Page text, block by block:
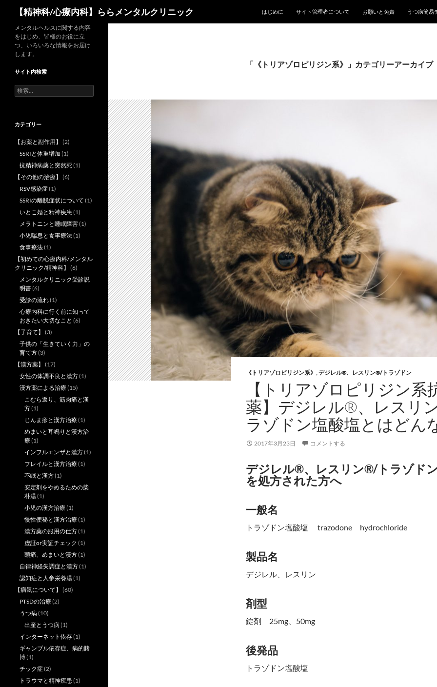
【精神科/心療内科】ららメンタルクリニック はじめに サイト管理者について お願いと免責 うつ病簡易
「《トリアゾロピリジン系》」カテゴリーアーカイブ
《トリアゾロピリジン系》 ,デジレル®、レスリン®/トラゾドン
【トリアゾロピリジン系
薬】デジレル®、レスリ
ラゾドン塩酸塩とはどん
2017年3月23日 コメントする
デジレル®、レスリン®/トラゾド
を処方された方へ
一般名
トラゾドン塩酸塩 trazodone hydrochloride
製品名
デジレル、レスリン
剤型
錠剤 25mg、50mg
後発品
トラゾドン塩酸塩
メンタルヘルスに関する内容
をはじめ、皆様のお役に立
つ、いろいろな情報をお届け
します。
サイト内検索
検
索:
カテゴリー
【お薬と副作用】
(2)
SSRIと体重増加 (1)
抗精神病薬と突然死(1)
【その他の治療】
(6)
RSV感染症(1)
SSRIの離脱症状について (1)
いとこ婚と精神疾患 (1)
メラトニンと睡眠障害(1)
小児喘息と食事療法(1)
食事療法(1)
【初めての心療内科/メンタル
クリニック/精神科】
(6)
メンタルクリニック受診説
明書(6)
受診の流れ(1)
心療内科に行く前に知って
おきたい大切なこと (6)
【子育て】
(3)
子供の「生きていく力」の
育て方(3)
【漢方薬】
(17)
女性の体調不良と漢方(1)
漢方薬による治療(15)
こむら返り、筋肉痛と漢
方(1)
じんま疹と漢方治療(1)
めまいと耳鳴りと漢方治
療(1)
インフルエンザと漢方(1)
フレイルと漢方治療(1)
不眠と漢方(1)
安定剤をやめるための柴
朴湯(1)
小児の漢方治療(1)
慢性便秘と漢方治療(1)
漢方薬の服用の仕方(1)
虚証or実証チェック (1)
頭痛、めまいと漢方(1)
自律神経失調症と漢方(1)
認知症と人参栄養湯(1)
【病気について】
(60)
PTSDの治療(2)
うつ病(10)
出産とうつ病(1)
インターネット依存(1)
ギャンブル依存症、病的賭
博(1)
チック症(2)
トラウマと精神疾患 (1)